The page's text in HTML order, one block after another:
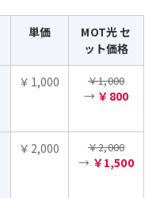
単価
MOT光 セ
ット価格
￥1,000 ￥1,000
→ ￥800
￥2,000 ￥2,000
→ ￥1,500